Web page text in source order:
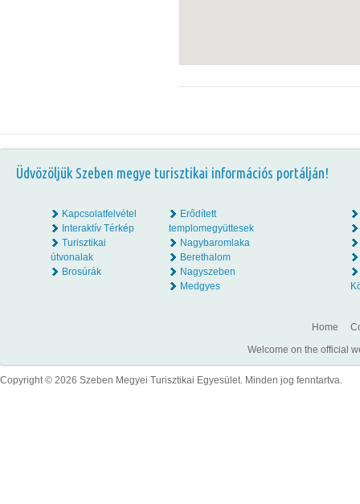
Üdvözöljük Szeben megye turisztikai információs portálján!
Kapcsolatfelvétel
Interaktív Térkép
Turisztikai
útvonalak
Brosúrák
Erődített
templomegyüttesek
Nagybaromlaka
Berethalom
Nagyszeben
Medgyes
Home
Welcome on the official
Copyright © 2026 Szeben Megyei Turisztikai Egyesület. Minden jog fenntartva.